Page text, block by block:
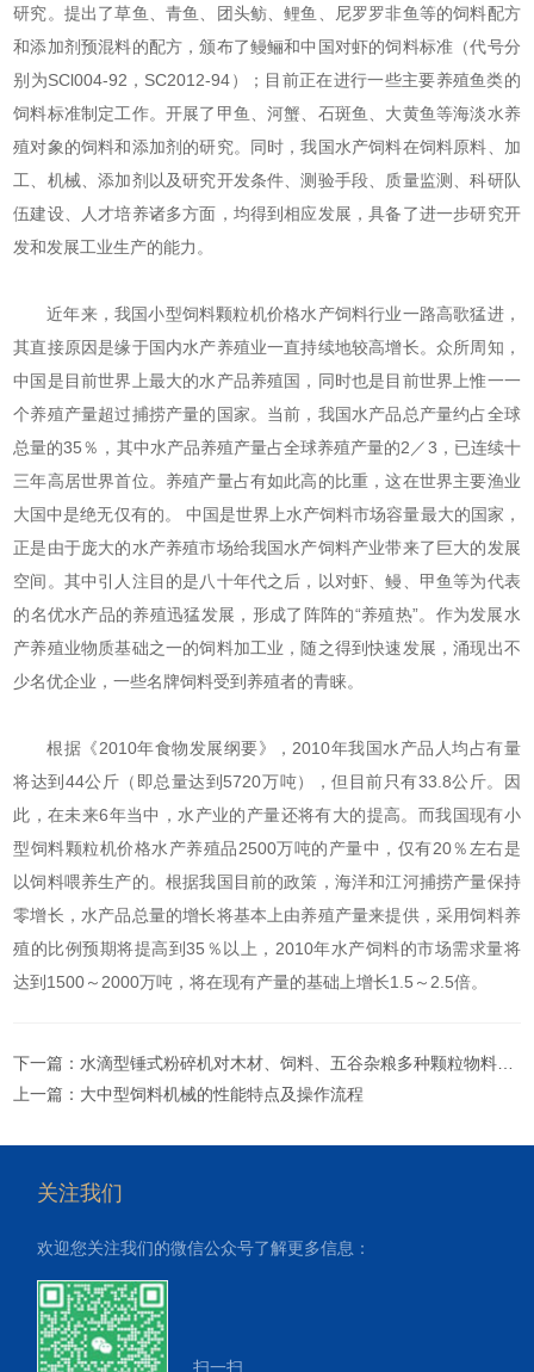
研究。提出了草鱼、青鱼、团头鲂、鲤鱼、尼罗罗非鱼等的饲料配方
和添加剂预混料的配方，颁布了鳗鲡和中国对虾的饲料标准（代号分
别为SCl004-92，SC2012-94）；目前正在进行一些主要养殖鱼类的
饲料标准制定工作。开展了甲鱼、河蟹、石斑鱼、大黄鱼等海淡水养
殖对象的饲料和添加剂的研究。同时，我国水产饲料在饲料原料、加
工、机械、添加剂以及研究开发条件、测验手段、质量监测、科研队
伍建设、人才培养诸多方面，均得到相应发展，具备了进一步研究开
发和发展工业生产的能力。
近年来，我国小型饲料颗粒机价格水产饲料行业一路高歌猛进，
其直接原因是缘于国内水产养殖业一直持续地较高增长。众所周知，
中国是目前世界上最大的水产品养殖国，同时也是目前世界上惟一一
个养殖产量超过捕捞产量的国家。当前，我国水产品总产量约占全球
总量的35％，其中水产品养殖产量占全球养殖产量的2／3，已连续十
三年高居世界首位。养殖产量占有如此高的比重，这在世界主要渔业
大国中是绝无仅有的。 中国是世界上水产饲料市场容量最大的国家，
正是由于庞大的水产养殖市场给我国水产饲料产业带来了巨大的发展
空间。其中引人注目的是八十年代之后，以对虾、鳗、甲鱼等为代表
的名优水产品的养殖迅猛发展，形成了阵阵的“养殖热”。作为发展水
产养殖业物质基础之一的饲料加工业，随之得到快速发展，涌现出不
少名优企业，一些名牌饲料受到养殖者的青睐。
根据《2010年食物发展纲要》，2010年我国水产品人均占有量
将达到44公斤（即总量达到5720万吨），但目前只有33.8公斤。因
此，在未来6年当中，水产业的产量还将有大的提高。而我国现有小
型饲料颗粒机价格水产养殖品2500万吨的产量中，仅有20％左右是
以饲料喂养生产的。根据我国目前的政策，海洋和江河捕捞产量保持
零增长，水产品总量的增长将基本上由养殖产量来提供，采用饲料养
殖的比例预期将提高到35％以上，2010年水产饲料的市场需求量将
达到1500～2000万吨，将在现有产量的基础上增长1.5～2.5倍。
下一篇： 水滴型锤式粉碎机对木材、饲料、五谷杂粮多种颗粒物料的粉碎设备
上一篇： 大中型饲料机械的性能特点及操作流程
关注我们
欢迎您关注我们的微信公众号了解更多信息：
扫一扫